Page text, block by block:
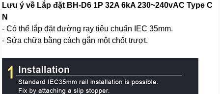
Lưu ý về Lắp đặt BH-D6 1P 32A 6kA 230~240vAC Type C
N
- Có thể lắp đặt đường ray tiêu chuẩn IEC 35mm.
- Sửa chữa bằng cách gắn một chốt trượt.